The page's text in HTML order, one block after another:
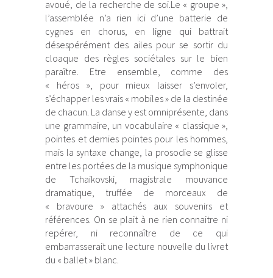
avoué, de la recherche de soi.Le « groupe »,
l’assemblée n’a rien ici d’une batterie de
cygnes en chorus, en ligne qui battrait
désespérément des ailes pour se sortir du
cloaque des règles sociétales sur le bien
paraître. Etre ensemble, comme des
« héros », pour mieux laisser s’envoler,
s’échapper les vrais « mobiles » de la destinée
de chacun. La danse y est omniprésente, dans
une grammaire, un vocabulaire « classique »,
pointes et demies pointes pour les hommes,
mais la syntaxe change, la prosodie se glisse
entre les portées de la musique symphonique
de Tchaikovski, magistrale mouvance
dramatique, truffée de morceaux de
« bravoure » attachés aux souvenirs et
références. On se plait à ne rien connaitre ni
repérer, ni reconnaître de ce qui
embarrasserait une lecture nouvelle du livret
du « ballet » blanc.